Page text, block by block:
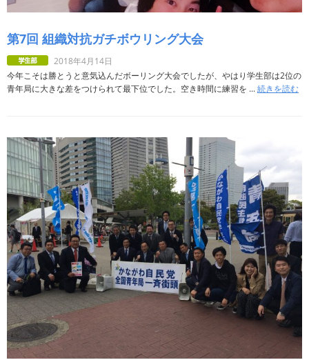
第7回 組織対抗ガチボウリング大会
2018年4月14日
今年こそは勝とうと意気込んだボーリング大会でしたが、やはり学生部は2位の
青年局に大きな差をつけられて最下位でした。空き時間に練習を ...続きを読む